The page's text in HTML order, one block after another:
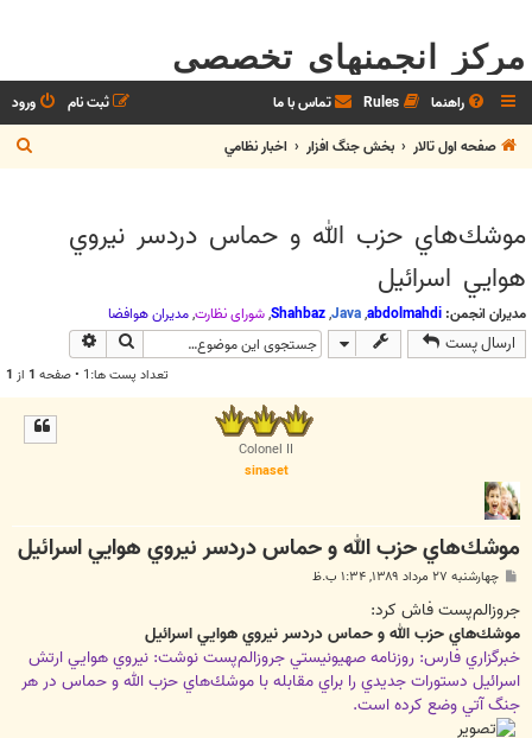
مرکز انجمنهای تخصصی
راهنما Rules تماس با ما ورود
ثبت نام
صفحه اول تالار
بخش جنگ افزار اخبار نظامي
س
موشك‌هاي حزب الله و حماس دردسر نيروي
هوايي اسرائيل
مدیران انجمن: abdolmahdi
,
Java
,
Shahbaz
,شوراي نظارت,مديران هوافضا
ارسال پست جستجو
تعداد پست ها:1 • صفحه 1 از 1
Colonel II
sinaset
موشك‌هاي حزب الله و حماس دردسر نيروي هوايي اسرائيل
س
ت
چهارشنبه ۲۷ مرداد ۱۳۸۹, ۱:۳۴ ب.ظ
جروزالم‌پست فاش كرد:
موشك‌هاي حزب الله و حماس دردسر نيروي هوايي اسرائيل
خبرگزاري فارس: روزنامه صهيونيستي جروزالم‌پست نوشت: نيروي هوايي ارتش
اسرائيل دستورات جديدي را براي مقابله با موشك‌‌هاي حزب الله و حماس در هر
جنگ آتي وضع كرده است.